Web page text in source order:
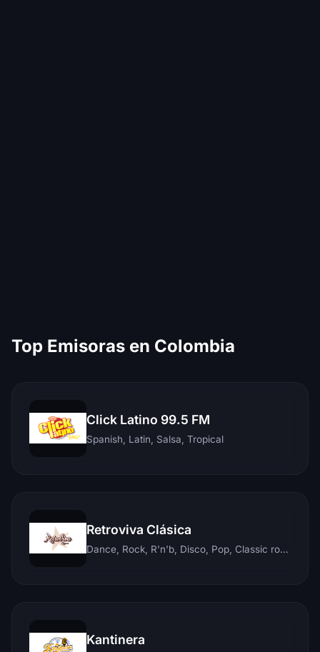
Top Emisoras en Colombia
Click Latino 99.5 FM
Spanish, Latin, Salsa, Tropical
Retroviva Clásica
Dance, Rock, R'n'b, Disco, Pop, Classic rock, Techno, Reggae
Kantinera